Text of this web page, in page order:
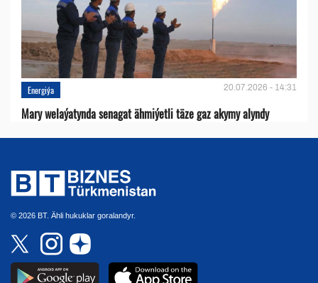
Energiýa 20.07.2026 - 14:31
Mary welaýatynda senagat ähmiýetli täze gaz akymy alyndy
© 2026 BT. Ähli hukuklar goralandyr.